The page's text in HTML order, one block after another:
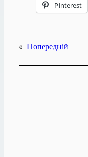
Pinterest
« Попередній